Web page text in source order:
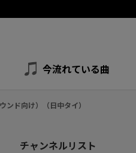
今流れている曲
ンド向け）（日中タイ）
チャンネルリスト